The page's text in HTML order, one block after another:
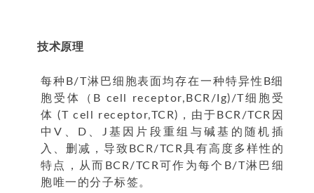
技术原理
每种B/T淋巴细胞表面均存在一种特异性B细
胞受体（B cell receptor,BCR/Ig)/T细胞受
体 (T cell receptor,TCR)，由于BCR/TCR因
中V、D、J基因片段重组与碱基的随机插
入、删减，导致BCR/TCR具有高度多样性的
特点，从而BCR/TCR可作为每个B/T淋巴细
胞唯一的分子标签。